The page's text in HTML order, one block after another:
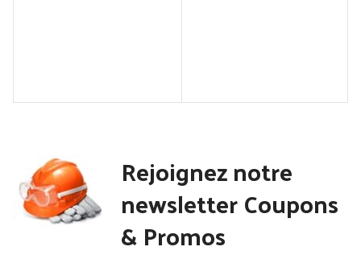
Rejoignez notre
newsletter Coupons
& Promos